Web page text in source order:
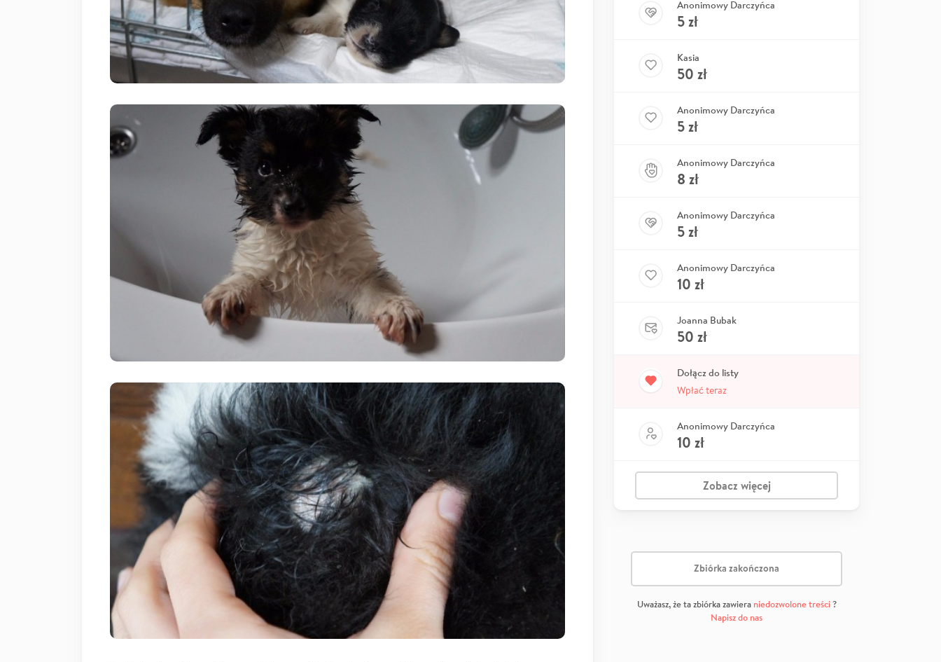
Anonimowy Darczyńca
5zł
Kasia
50 zł
Anonimowy Darczyńca
5zł
Anonimowy Darczyńca
8 zł
Anonimowy Darczyńca
5zł
Anonimowy Darczyńca
10 zł
Joanna Bubak
50 zł
Dołącz do listy
Wpłać teraz
Anonimowy Darczyńca
10 zł
Zobacz więcej
Zbiórka zakończona
Uważasz, że ta zbiórka zawiera niedozwolone treści?
Napisz do nas